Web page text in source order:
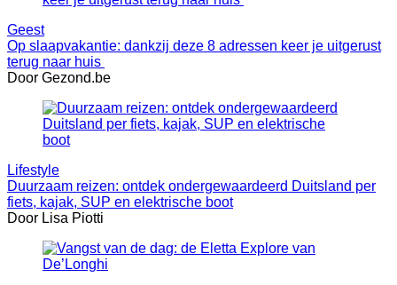
Geest
Op slaapvakantie: dankzij deze 8 adressen keer je uitgerust
terug naar huis
Door Gezond.be
Lifestyle
Duurzaam reizen: ontdek ondergewaardeerd Duitsland per
fiets, kajak, SUP en elektrische boot
Door Lisa Piotti